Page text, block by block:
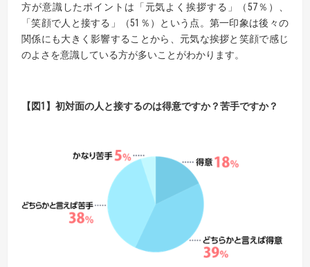
方が意識したポイントは「元気よく挨拶する」（57％）、
「笑顔で人と接する」（51％）という点。第一印象は後々の
関係にも大きく影響することから、元気な挨拶と笑顔で感じ
のよさを意識している方が多いことがわかります。
【図1】初対面の人と接するのは得意ですか？苦手ですか？